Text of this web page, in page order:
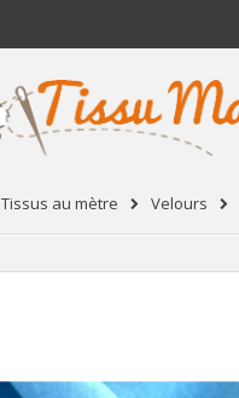
Tissus au mètre Velours